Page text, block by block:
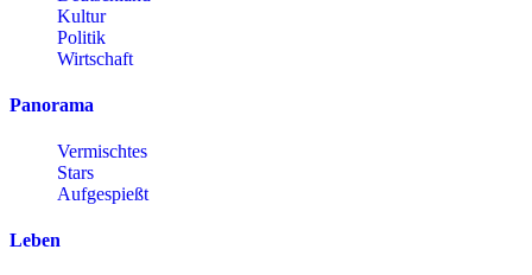
Kultur
Politik
Wirtschaft
Panorama
Vermischtes
Stars
Aufgespießt
Leben